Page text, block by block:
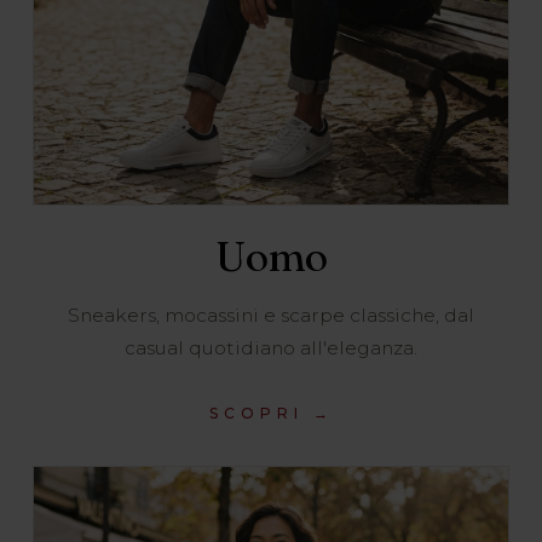
Uomo
Sneakers, mocassini e scarpe classiche, dal
casual quotidiano all'eleganza.
SCOPRI →